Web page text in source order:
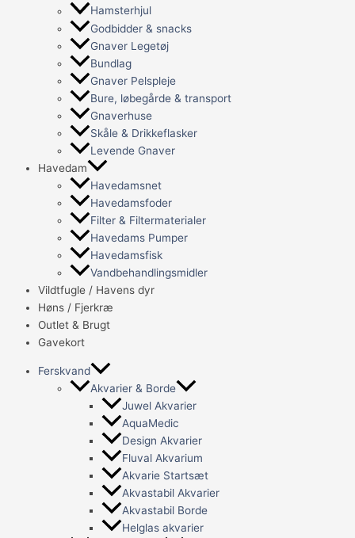
Hamsterhjul
Godbidder & snacks
Gnaver Legetøj
Bundlag
Gnaver Pelspleje
Bure, løbegårde & transport
Gnaverhuse
Skåle & Drikkeflasker
Levende Gnaver
Havedam
Havedamsnet
Havedamsfoder
Filter & Filtermaterialer
Havedams Pumper
Havedamsfisk
Vandbehandlingsmidler
Vildtfugle / Havens dyr
Høns / Fjerkræ
Outlet & Brugt
Gavekort
Ferskvand
Akvarier & Borde
Juwel Akvarier
AquaMedic
Design Akvarier
Fluval Akvarium
Akvarie Startsæt
Akvastabil Akvarier
Akvastabil Borde
Helglas akvarier